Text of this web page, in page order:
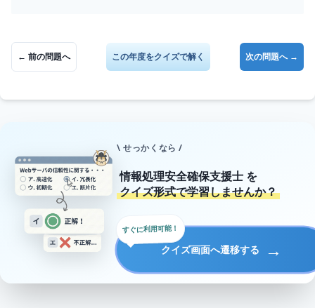
← 前の問題へ この年度をクイズで解く 次の問題へ →
\ せっかくなら /
情報処理安全確保支援士 を
クイズ形式で学習しませんか？
クイズ画面へ遷移する →
すぐに利用可能！